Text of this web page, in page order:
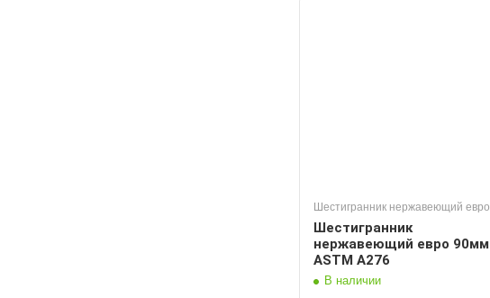
Шестигранник нержавеющий евро
Шестигранник
нержавеющий евро 90мм
ASTM A276
В наличии